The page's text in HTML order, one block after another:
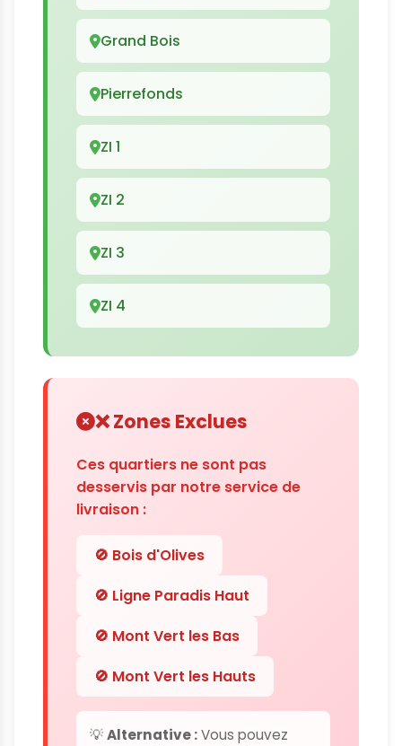
Grand Bois
Pierrefonds
ZI 1
ZI 2
ZI 3
ZI 4
❌ Zones Exclues
Ces quartiers ne sont pas
desservis par notre service de
livraison :
🚫 Bois d'Olives
🚫 Ligne Paradis Haut
🚫 Mont Vert les Bas
🚫 Mont Vert les Hauts
💡Alternative :Vous pouvez